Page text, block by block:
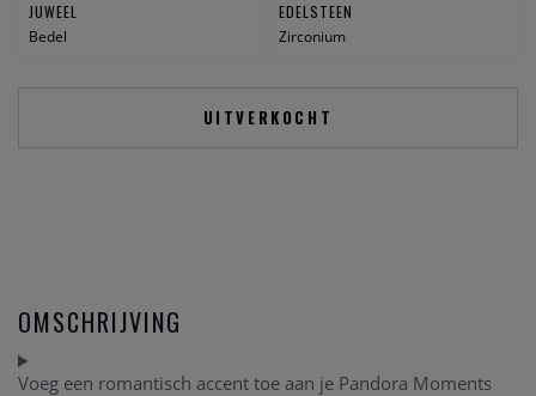
JUWEEL
Bedel
EDELSTEEN
Zirconium
UITVERKOCHT
OMSCHRIJVING
Voeg een romantisch accent toe aan je Pandora Moments